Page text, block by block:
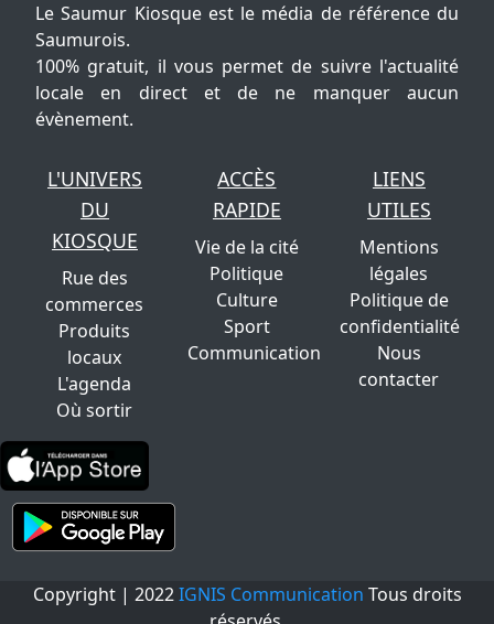
Le Saumur Kiosque est le média de référence du
Saumurois.
100% gratuit, il vous permet de suivre l'actualité
locale en direct et de ne manquer aucun
évènement.
L'UNIVERS
DU
KIOSQUE
Rue des
commerces
Produits
locaux
L'agenda
Où sortir
ACCÈS
RAPIDE
Vie de la cité
Politique
Culture
Sport
Communication
LIENS
UTILES
Mentions
légales
Politique de
confidentialité
Nous
contacter
Copyright | 2022IGNIS Communication Tous droits